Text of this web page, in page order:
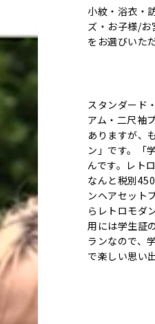
小紋・浴衣・
ズ・お子様/お
をお選びいた
スタンダード
アム・二尺袖
ありますが、
ン」です。「
んです。レト
なんと税別
ンヘアセット
らレトロモダ
用には学生証
ランなので、
で楽しい思い